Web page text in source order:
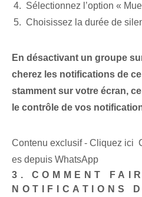
Sélectionnez l’option «
Choisissez la durée de
En désactivant un groupe
cherez les notifications de
stamment sur votre écran,
le contrôle de vos
Contenu exclusif - Cliquez ici
es depuis WhatsApp
3. COMMENT
NOTIFICATIONS